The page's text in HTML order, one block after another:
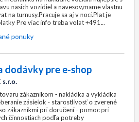
nasich vozidiel a navesov,mame vlastnu
na turnusy.Pracuje sa aj v noci.Plat je
Pre viac info treba volat +491...
ponuky
dodávky pre e-shop
s.r.o.
zákazníkom - nakládka a vykládka
zásielok - starostlivosť o zverené
zákazníkmi pri doručení - pomoc pri
činnostiach podľa potreby